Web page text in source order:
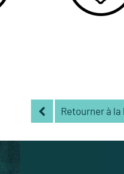
Retourner à la